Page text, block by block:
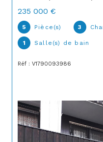
235 000 €
5 Pièce(s) 3
1 Salle(s) de bain
Réf : V1790093986